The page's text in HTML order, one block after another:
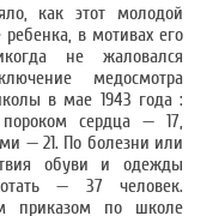
как этот молодой
в мотивах его
не жаловался
медосмотра
в мае 1943 года :
сердца — 17,
— 21. По болезни или
обуви и одежды
— 37 человек.
приказом по школе